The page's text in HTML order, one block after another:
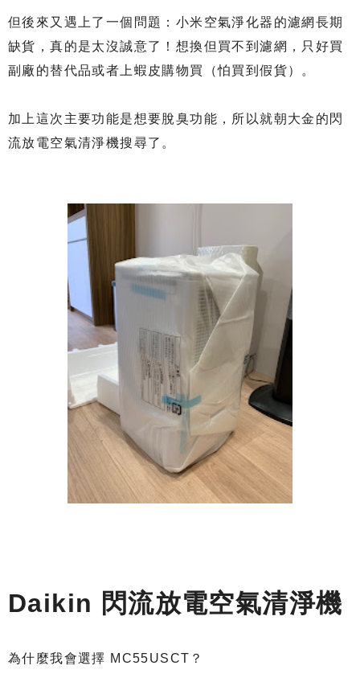
但後來又遇上了一個問題：小米空氣淨化器的濾網長期
缺貨，真的是太沒誠意了！想換但買不到濾網，只好買
副廠的替代品或者上蝦皮購物買（怕買到假貨）。
加上這次主要功能是想要脫臭功能，所以就朝大金的閃
流放電空氣清淨機搜尋了。
Daikin 閃流放電空氣清淨機
為什麼我會選擇 MC55USCT？